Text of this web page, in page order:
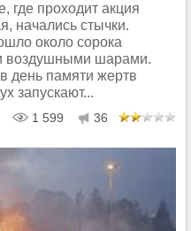
где проходит акция
начались стычки.
около сорока
воздушными шарами.
день памяти жертв
запускают...
1 599 36